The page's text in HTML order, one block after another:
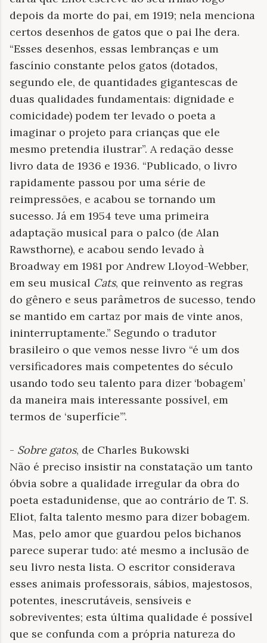
depois da morte do pai, em 1919; nela menciona
certos desenhos de gatos que o pai lhe dera.
“Esses desenhos, essas lembranças e um
fascínio constante pelos gatos (dotados,
segundo ele, de quantidades gigantescas de
duas qualidades fundamentais: dignidade e
comicidade) podem ter levado o poeta a
imaginar o projeto para crianças que ele
mesmo pretendia ilustrar”. A redação desse
livro data de 1936 e 1936. “Publicado, o livro
rapidamente passou por uma série de
reimpressões, e acabou se tornando um
sucesso. Já em 1954 teve uma primeira
adaptação musical para o palco (de Alan
Rawsthorne), e acabou sendo levado à
Broadway em 1981 por Andrew Lloyod-Webber,
em seu musical Cats, que reinvento as regras
do gênero e seus parâmetros de sucesso, tendo
se mantido em cartaz por mais de vinte anos,
ininterruptamente.” Segundo o tradutor
brasileiro o que vemos nesse livro “é um dos
versificadores mais competentes do século
usando todo seu talento para dizer ‘bobagem’
da maneira mais interessante possível, em
termos de ‘superfície’”.
- Sobre gatos, de Charles Bukowski
Não é preciso insistir na constatação um tanto
óbvia sobre a qualidade irregular da obra do
poeta estadunidense, que ao contrário de T. S.
Eliot, falta talento mesmo para dizer bobagem.
Mas, pelo amor que guardou pelos bichanos
parece superar tudo: até mesmo a inclusão de
seu livro nesta lista. O escritor considerava
esses animais professorais, sábios, majestosos,
potentes, inescrutáveis, sensíveis e
sobreviventes; esta última qualidade é possível
que se confunda com a própria natureza do